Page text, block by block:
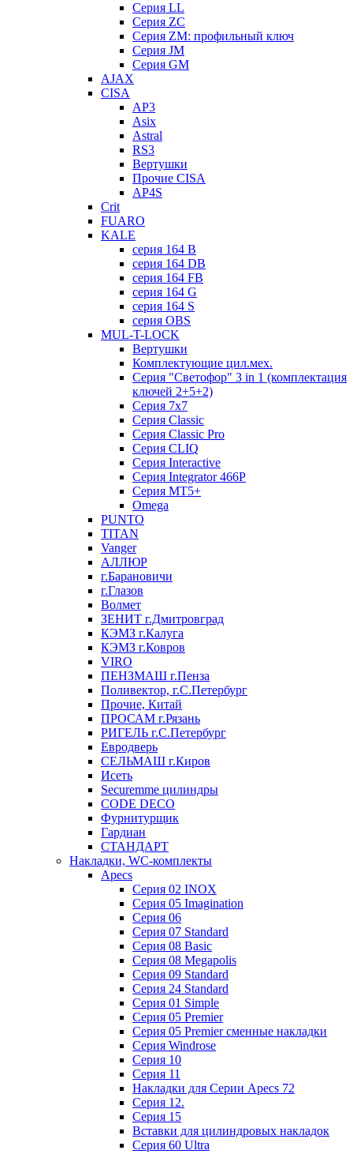
Серия LL
Серия ZC
Серия ZM: профильный ключ
Серия JM
Серия GM
AJAX
CISA
AP3
Asix
Astral
RS3
Вертушки
Прочие CISA
AP4S
Crit
FUARO
KALE
серия 164 B
серия 164 DB
серия 164 FB
серия 164 G
серия 164 S
серия OBS
MUL-T-LOCK
Вертушки
Комплектующие цил.мех.
Серия "Светофор" 3 in 1 (комплектация
ключей 2+5+2)
Серия 7х7
Серия Classic
Серия Classic Pro
Серия CLIQ
Серия Interactive
Серия Integrator 466P
Серия MT5+
Omega
PUNTO
TITAN
Vanger
АЛЛЮР
г.Барановичи
г.Глазов
Волмет
ЗЕНИТ г.Дмитровград
КЭМЗ г.Калуга
КЭМЗ г.Ковров
VIRO
ПЕНЗМАШ г.Пенза
Поливектор, г.С.Петербург
Прочие, Китай
ПРОСАМ г.Рязань
РИГЕЛЬ г.С.Петербург
Евродверь
СЕЛЬМАШ г.Киров
Исеть
Securemme цилиндры
CODE DECO
Фурнитурщик
Гардиан
СТАНДАРТ
Накладки, WC-комплекты
Apecs
Cерия 02 INOX
Cерия 05 Imagination
Cерия 06
Cерия 07 Standard
Cерия 08 Basic
Cерия 08 Megapolis
Cерия 09 Standard
Cерия 24 Standard
Серия 01 Simple
Серия 05 Premier
Серия 05 Premier сменные накладки
Cерия Windrose
Серия 10
Серия 11
Накладки для Серии Apecs 72
Серия 12.
Серия 15
Вставки для цилиндровых накладок
Серия 60 Ultra